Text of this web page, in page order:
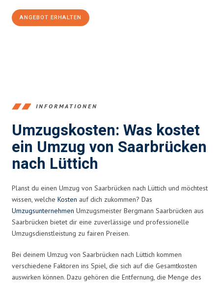
ANGEBOT ERHALTEN
INFORMATIONEN
Umzugskosten: Was kostet
ein Umzug von Saarbrücken
nach Lüttich
Planst du einen Umzug von Saarbrücken nach Lüttich und möchtest
wissen, welche Kosten auf dich zukommen? Das
Umzugsunternehmen Umzugsmeister Bergmann Saarbrücken aus
Saarbrücken bietet dir eine zuverlässige und professionelle
Umzugsdienstleistung zu fairen Preisen.
Bei deinem Umzug von Saarbrücken nach Lüttich kommen
verschiedene Faktoren ins Spiel, die sich auf die Gesamtkosten
auswirken können. Dazu gehören die Entfernung, die Menge des